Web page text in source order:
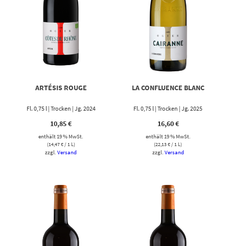
ARTÉSIS ROUGE
Fl. 0,75 l | Trocken | Jg. 2024
10,85€
enthält 19 % MwSt.
(14,47€/ 1 L)
zzgl.Versand
LA CONFLUENCE BLANC
Fl. 0,75 l | Trocken | Jg. 2025
16,60€
enthält 19 % MwSt.
(22,13€/ 1 L)
zzgl. Versand